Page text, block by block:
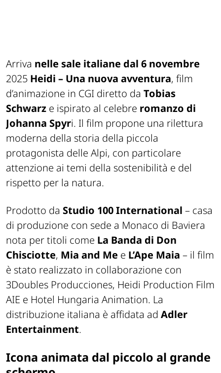
Arriva nelle sale italiane dal 6 novembre
2025 Heidi – Una nuova avventura, film
d’animazione in CGI diretto da Tobias
Schwarz e ispirato al celebre romanzo di
Johanna Spyri. Il film propone una rilettura
moderna della storia della piccola
protagonista delle Alpi, con particolare
attenzione ai temi della sostenibilità e del
rispetto per la natura.
Prodotto da Studio 100 International – casa
di produzione con sede a Monaco di Baviera
nota per titoli come La Banda di Don
Chisciotte, Mia and Me e L’Ape Maia – il film
è stato realizzato in collaborazione con
3Doubles Producciones, Heidi Production Film
AIE e Hotel Hungaria Animation. La
distribuzione italiana è affidata ad Adler
Entertainment.
Icona animata dal piccolo al grande